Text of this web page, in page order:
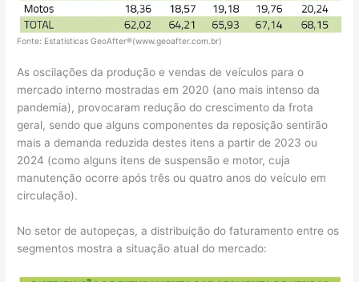
Fonte: Estatísticas GeoAfter®(www.geoafter.com.br)
As oscilações da produção e vendas de veículos para o
mercado interno mostradas em 2020 (ano mais intenso da
pandemia), provocaram redução do crescimento da frota
geral, sendo que alguns componentes da reposição sentirão
mais a demanda reduzida destes itens a partir de 2023 ou
2024 (como alguns itens de suspensão e motor, cuja
manutenção ocorre após três ou quatro anos do veículo em
circulação).
No setor de autopeças, a distribuição do faturamento entre os
segmentos mostra a situação atual do mercado: